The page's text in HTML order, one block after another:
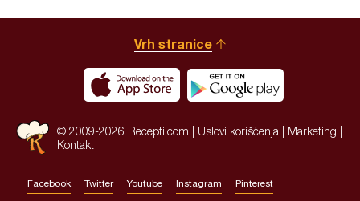
Vrh stranice
© 2009-2026 Recepti.com | Uslovi korišćenja Marketing
Kontakt
Facebook Twitter Youtube Instagram Pinterest